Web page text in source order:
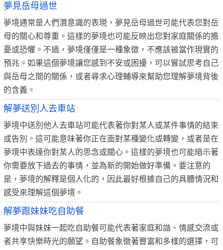
夢見岳母過世
夢境通常是人們潛意識的表現，夢見岳母過世可能代表您對岳
母的關心和尊重。這樣的夢境也可能反映出您對家庭關係的擔
憂或恐懼。不過，夢境僅僅是一種象徵，不應該被當作現實的
預兆。如果這個夢境讓您感到不安或困擾，可以嘗試思考自己
與岳母之間的關係，或者尋求心理輔導來幫助您理解夢境背後
的含義。
解夢送別人去車站
夢境中送別他人去車站可能代表著你對某人或某件事情的結束
或告別。這可能意味著你正在面對某種變化或轉變，或者是在
夢境中表達你對某人的思念或關心。這樣的夢境也可能暗示著
你需要放下過去的事情，並為新的開始做好準備。要注意的
是，夢境的解釋是個人化的，因此最好根據自己的具體情況和
感受來理解這個夢境。
解夢跟妹妹吃自助餐
夢境中與妹妹一起吃自助餐可能代表著家庭和諧、情感交流或
者共享快樂時光的願望。自助餐象徵著豐富和多樣的選擇，可